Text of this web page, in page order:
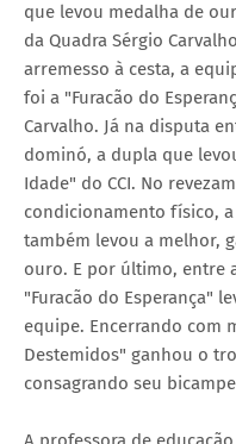
que levou medalha de
da Quadra Sérgio
arremesso à cesta, a
foi a "Furacão do
Carvalho. Já na disputa
dominó, a dupla que
Idade" do CCI. No
condicionamento físico,
também levou a melhor,
ouro. E por último, entre
"Furacão do Esperança"
equipe. Encerrando com
Destemidos" ganhou o
consagrando seu